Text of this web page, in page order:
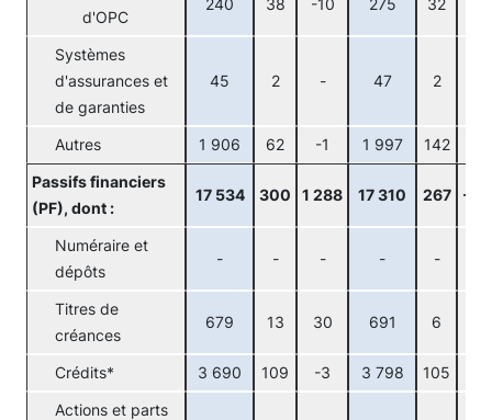
d'OPC
240 38 -10 275 32
Systèmes
d'assurances et
de garanties
45 2 - 47 2
Autres 1 906 62 -1 1 997 142
Passifs financiers
(PF), dont :
17 534 300 1 288 17 310 267 -
Numéraire et
dépôts
- - - - -
Titres de
créances
679 13 30 691 6
Crédits* 3 690 109 -3 3 798 105
Actions et parts